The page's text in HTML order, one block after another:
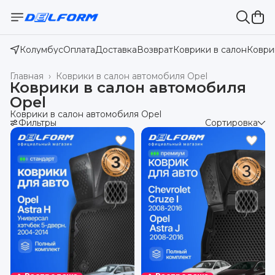
КолумбусОплатаДоставкаВозвратКоврики в салон
Коврики в салон автомобиля Opel
Главная ›
Коврики в салон автомобиля
Opel
Коврики в салон автомобиля Opel
Фильтры Сортировка